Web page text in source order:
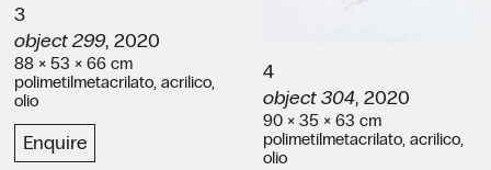
3
object 299, 2020
88 × 53 × 66 cm
polimetilmetacrilato, acrilico,
olio
Enquire
4
object 304, 2020
90 × 35 × 63 cm
polimetilmetacrilato, acrilico,
olio